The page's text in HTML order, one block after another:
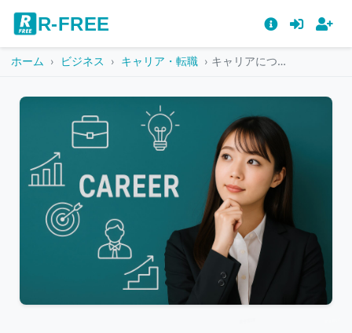
R-FREE
ホーム ビジネス キャリア・転職 キャリアについて考えるスーツ姿の若い女性とアイコン